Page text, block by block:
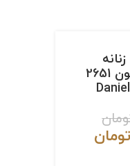
دنیل ولینگتون 2651
تومان